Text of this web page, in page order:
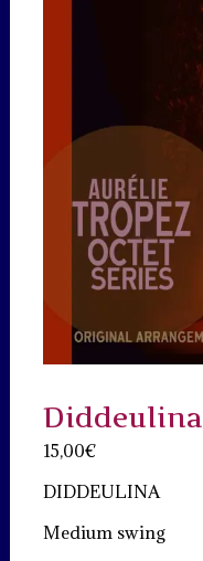
Diddeulina
15,00€
DIDDEULINA
Medium swing